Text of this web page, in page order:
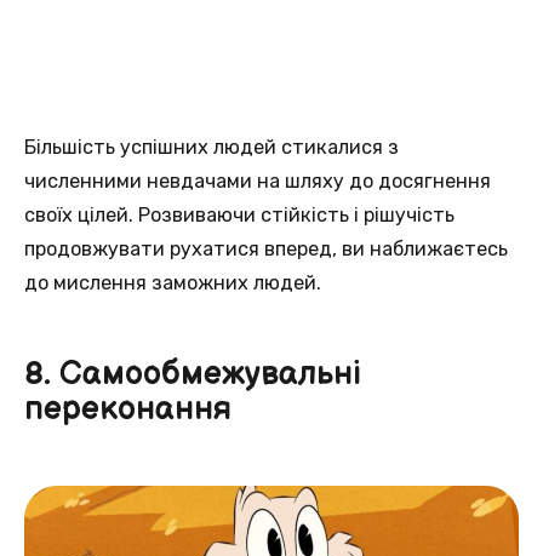
Більшість успішних людей стикалися з
численними невдачами на шляху до досягнення
своїх цілей. Розвиваючи стійкість і рішучість
продовжувати рухатися вперед, ви наближаєтесь
до мислення заможних людей.
8. Самообмежувальні
переконання